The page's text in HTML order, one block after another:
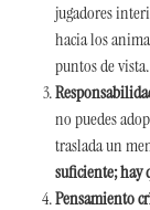
jugadores
hacia los
puntos de vista.
no puedes
traslada un
suficiente; hay
Pensamiento